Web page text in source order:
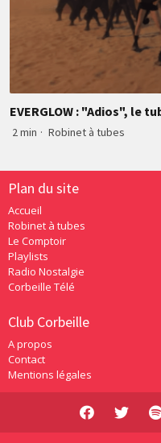
EVERGLOW : "Adios", le
2 min · Robinet à tubes
Plan du site
Accueil
Robinet à tubes
Le Comptoir
Playlists
Radio Nostalgie
Corbeille Télé
Club Corbeille
A propos
Contact
Mentions légales